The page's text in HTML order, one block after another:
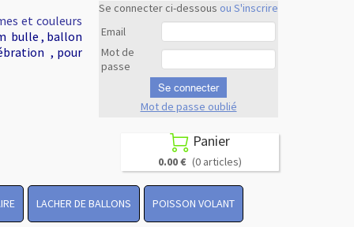
Se connecter ci-dessous ou S'inscrire
Email
Mot de
passe
Se connecter
Mot de passe oublié
et couleurs
bulle , ballon
, pour
 Panier
0.00 € (0 articles)
LACHER DE BALLONS POISSON VOLANT